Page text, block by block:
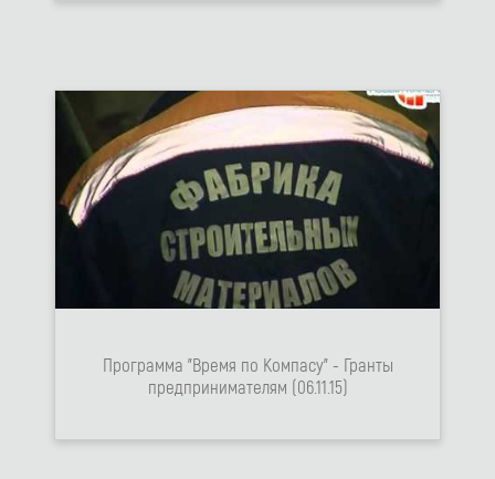
Программа "Время по Компасу" - Гранты
предпринимателям (06.11.15)